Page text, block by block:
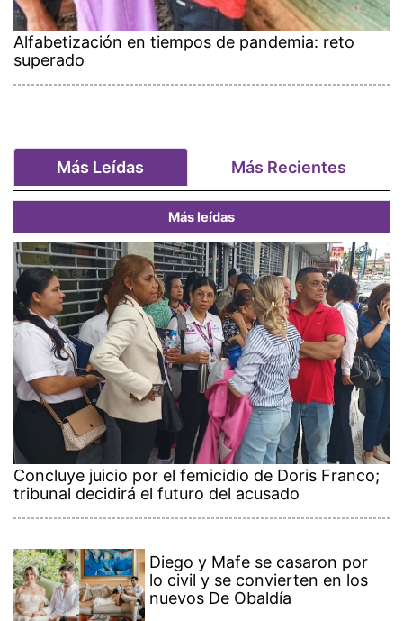
Alfabetización en tiempos de pandemia: reto
superado
Más Leídas Más Recientes
Más leídas
Concluye juicio por el femicidio de Doris Franco;
tribunal decidirá el futuro del acusado
Diego y Mafe se casaron por
lo civil y se convierten en los
nuevos De Obaldía